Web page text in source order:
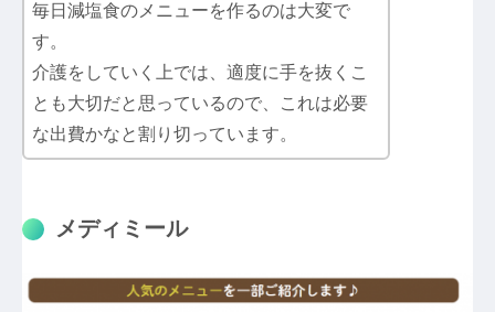
毎日減塩食のメニューを作るのは大変で
す。
介護をしていく上では、適度に手を抜くこ
とも大切だと思っているので、これは必要
な出費かなと割り切っています。
メディミール